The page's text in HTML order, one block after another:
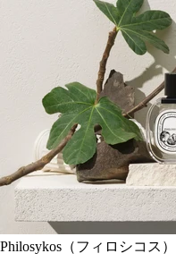
Philosykos（フィロシコス）